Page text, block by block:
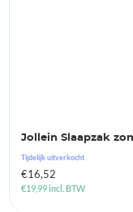
Jollein Slaapzak
Tijdelijk uitverkocht
€16,52
€19,99incl. BTW